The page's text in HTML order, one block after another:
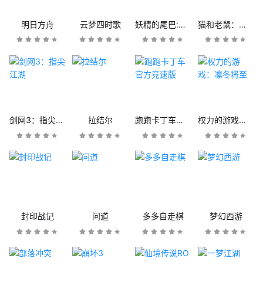
明日方舟 云梦四时歌 妖精的尾巴:魔导少年 猫和老鼠：欢乐互动
剑网3：指尖江湖 拉结尔 跑跑卡丁车官方竞速版 权力的游戏：凛冬将至
封印战记 问道 多多自走棋 梦幻西游